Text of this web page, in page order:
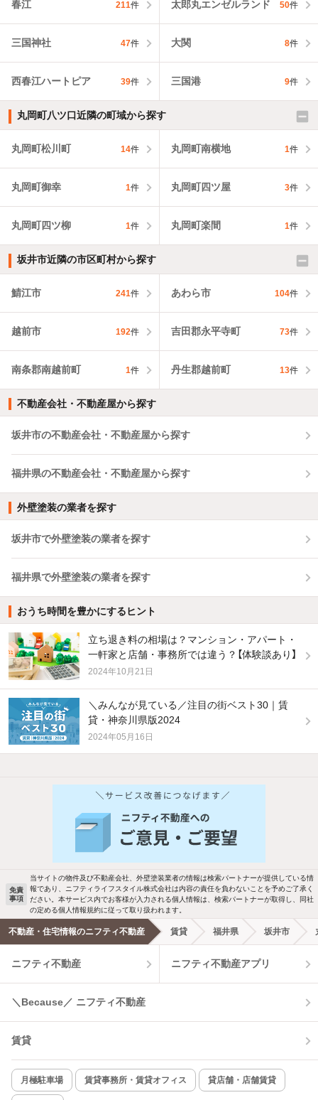
春江 211件 太郎丸エンゼルランド 50件
三国神社 47件 大関 8件
西春江ハートピア 39件 三国港 9件
丸岡町八ツ口近隣の町域から探す
丸岡町松川町 14件 丸岡町南横地 1件
丸岡町御幸 1件 丸岡町四ツ屋 3件
丸岡町四ツ柳 1件 丸岡町楽間 1件
坂井市近隣の市区町村から探す
鯖江市 241件 あわら市 104件
越前市 192件 吉田郡永平寺町 73件
南条郡南越前町 1件 丹生郡越前町 13件
不動産会社・不動産屋から探す
坂井市の不動産会社・不動産屋から探す
福井県の不動産会社・不動産屋から探す
外壁塗装の業者を探す
坂井市で外壁塗装の業者を探す
福井県で外壁塗装の業者を探す
おうち時間を豊かにするヒント
立ち退き料の相場は？マンション・アパート・
一軒家と店舗・事務所では違う？【体験談あり】
2024年10月21日
＼みんなが見ている／注目の街ベスト30｜賃
貸・神奈川県版2024
2024年05月16日
他の人はこんな条件で絞り込んでいます！
バス・トイレ別 2階以上
洗濯機置場あり 独立洗面台
エアコンあり 都市ガス
温水洗浄便座 オートロック
コンロ2口以上
新着のみ インターネット無料
免責
事項
当サイトの物件及び不動産会社、外壁塗装業者の情報は検索パートナーが提供している情
報であり、ニフティライフスタイル株式会社は内容の責任を負わないことを予めご了承く
ださい。本サービス内でお客様が入力される個人情報は、検索パートナーが取得し、同社
の定める個人情報規約に従って取り扱われます。
不動産・住宅情報のニフティ不動産 賃貸 福井県 坂井市
ニフティ不動産 ニフティ不動産アプリ
＼Because／ ニフティ不動産
賃貸
月極駐車場 賃貸事務所・賃貸オフィス 貸店舗・店舗賃貸